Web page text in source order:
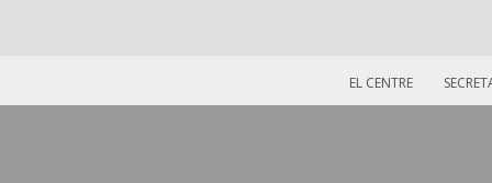
EL CENTRE